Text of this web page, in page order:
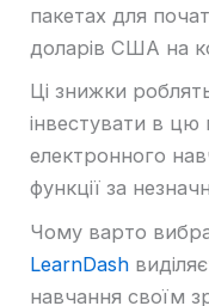
пакетах для
доларів США на
Ці знижки
інвестувати в
електронного
функції за
Чому варто
LearnDash
навчання своїм